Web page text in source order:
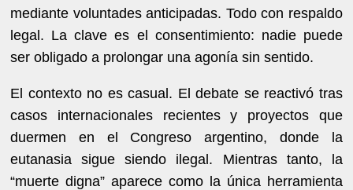
mediante voluntades anticipadas. Todo con respaldo
legal. La clave es el consentimiento: nadie puede
ser obligado a prolongar una agonía sin sentido.
El contexto no es casual. El debate se reactivó tras
casos internacionales recientes y proyectos que
duermen en el Congreso argentino, donde la
eutanasia sigue siendo ilegal. Mientras tanto, la
“muerte digna” aparece como la única herramienta